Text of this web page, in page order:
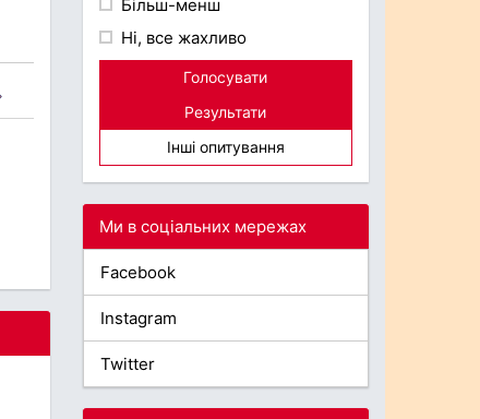
Більш-менш
Ні, все жахливо
Голосувати
Результати
Інші опитування
Ми в соціальних мережах
Facebook
Instagram
Twitter